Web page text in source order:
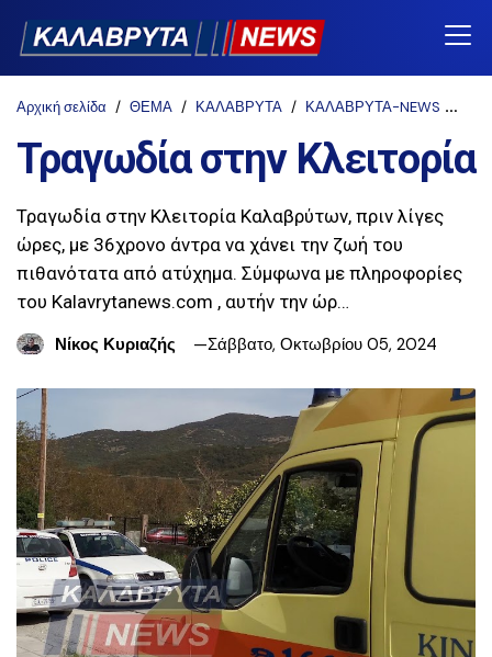
Αρχική σελίδα ΘΕΜΑ ΚΑΛΑΒΡΥΤΑ ΚΑΛΑΒΡΥΤΑ-NEWS
Τραγωδία στην Κλειτορία
Τραγωδία στην Κλειτορία Καλαβρύτων, πριν λίγες
ώρες, με 36χρονο άντρα να χάνει την ζωή του
πιθανότατα από ατύχημα. Σύμφωνα με πληροφορίες
του Kalavrytanews.com , αυτήν την ώρ…
Νίκος Κυριαζής
Σάββατο, Οκτωβρίου 05, 2024